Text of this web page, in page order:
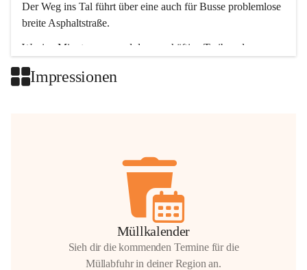
Der Weg ins Tal führt über eine auch für Busse problemlose
breite Asphaltstraße.
Wenige Minuten nur, und das geschäftige Treiben der
Impressionen
Müllkalender
Sieh dir die kommenden Termine für die
Müllabfuhr in deiner Region an.